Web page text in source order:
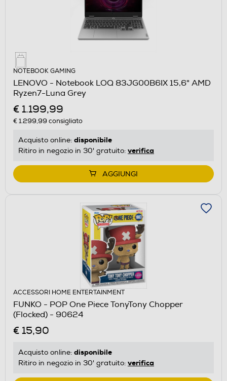
NOTEBOOK GAMING
LENOVO - Notebook LOQ 83JG00B6IX 15,6" AMD
Ryzen7-Luna Grey
€ 1.199,99
€ 1.299,99 consigliato
Acquisto online: disponibile
Ritiro in negozio in 30' gratuito: verifica
AGGIUNGI
ACCESSORI HOME ENTERTAINMENT
FUNKO - POP One Piece TonyTony Chopper
(Flocked) - 90624
€ 15,90
Acquisto online: disponibile
Ritiro in negozio in 30' gratuito: verifica